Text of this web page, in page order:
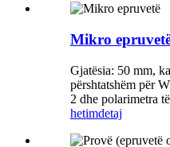
Mikro
Gjatësia: 50 mm,
përshtatshëm për
2 dhe polarimetra
hetimdetaj